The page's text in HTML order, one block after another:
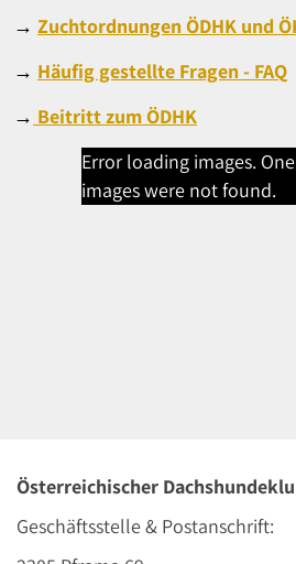
→ Zuchtordnungen ÖDHK und
→ Häufig gestellte Fragen - FAQ
→ Beitritt zum ÖDHK
Error loading images.
images were not found.
Österreichischer
Geschäftsstelle & Postanschrift: